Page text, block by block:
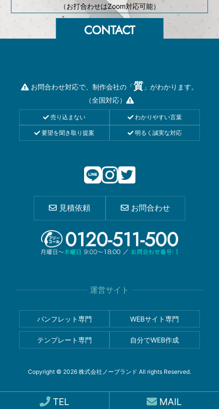
（お打合わせはZoom対応可能）
お問合わせ対応で、制作会社の「質 」がわかります。
（全国対応）
売り込まない わかりやすい言葉
要望を聞き取り提案 明るく誠実な対応
見積依頼 お問合わせ
運営サイト
パンフレット専門 WEBサイト専門
テンプレート専門 自分でWEB作成
Copyright © 2026 株式会社ノーブランド All rights Reserved.
TEL MAIL